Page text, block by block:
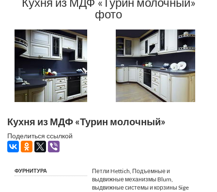
фото
Кухня из МДФ «Турин молочный»
Поделиться ссылкой
ФУРНИТУРА
Петли Hettich, Подъемные и
выдвижные механизмы Blum,
выдвижные системы и корзины Sige